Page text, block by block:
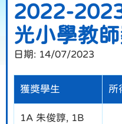
2022-
光小學教
日期: 14/07/2023
獲獎學生 所
1A 朱俊諄, 1B